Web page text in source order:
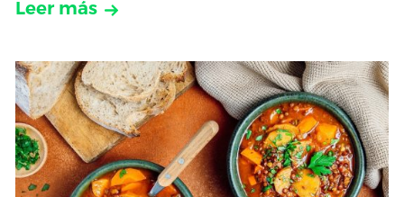
Leer más